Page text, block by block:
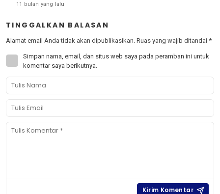
11 bulan yang lalu
TINGGALKAN BALASAN
Alamat email Anda tidak akan dipublikasikan. Ruas yang wajib ditandai *
Simpan nama, email, dan situs web saya pada peramban ini untuk
komentar saya berikutnya.